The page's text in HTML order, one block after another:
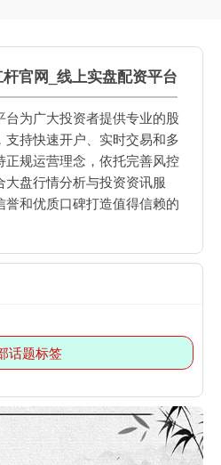
官网_线上实盘配资平台
台为广大投资者提供专业的股
持快速开户、实时交易和多
规运营理念，依托完善风控
盘行情分析与投资资讯服
和优质口碑打造值得信赖的
话题标签